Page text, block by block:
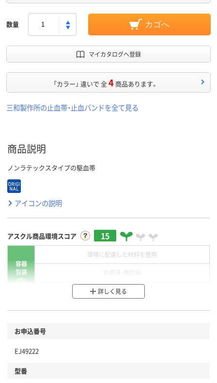
数量 カゴへ
マイカタログへ登録
「カラー」 違いで 全4 商品あります。
三和製作所の止血帯・止血バンドを全て見る
商品説明
ノンラテックスタイプの駆血帯
アイコンの説明
アスクル商品環境スコア 15
容器
包装
環境に配慮した材料を使用
分別・リサイクルしやすい設計
本体
詳しく見る
お申込番号
EJ49222
型番